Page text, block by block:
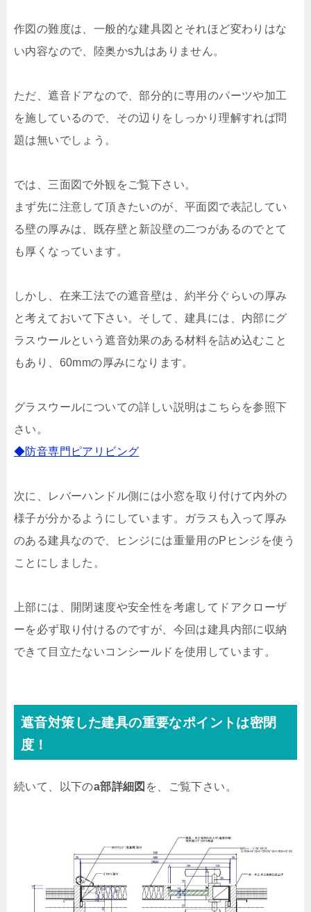
作図の難度は、一般的な建具図とそれほど変わりはな
い内容なので、陸奥かs九はありません。
ただ、遮音ドアなので、部分的に専用のパーツや加工
を施しているので、その辺りをしっかり理解すれば問
題は無いでしょう。
では、三面図で外観をご覧下さい。
まず先に注意して頂きたいのが、平面図で表記してい
る壁の厚みは、既存壁と新設壁の二つがあるのでとて
も厚くなっています。
しかし、在来工法での遮音壁は、約半分ぐらいの厚み
と考えておいて下さい。そして、建具には、内部にグ
ラスウールという遮音効果のある材料を詰め込むこと
もあり、60mmの厚みになります。
グラスウールについての詳しい説明はこちらを参照下
さい。
◆防音専門ピアリビング
次に、レバーハンドル側には小窓を取り付けて内外の
様子が分かるようにしています。ガラスも入って厚み
のある建具なので、ヒンジには重量用のPヒンジを使う
ことにしました。
上部には、開閉速度や安全性を考慮してドアクローザ
ーを必ず取り付けるのですが、今回は建具内部に収納
できて目立たないコンシールドを使用しています。
遮音対策した建具の重要なポイントは密閉
度！
続いて、以下のa部詳細図 を、ご覧下さい。